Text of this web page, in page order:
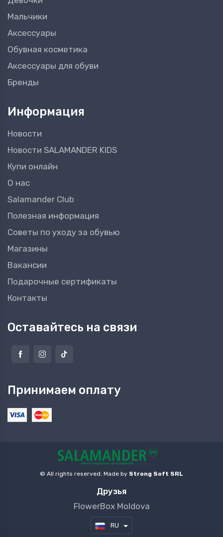
Мальчики
Аксессуары
Обувная косметика
Аксессуары для обуви
Бренды
Информация
Новости
Новости SALAMANDER KIDS
Купи онлайн
О нас
Salamander Club
Полезная информация
Советы по уходу за обувью
Магазины
Вакансии
Подарочные сертификаты
Контакты
Оставайтесь на связи
Принимаем оплату
© All rights reserved. Made by Strong Soft SRL
Друзья
FlowerBox Moldova
RU